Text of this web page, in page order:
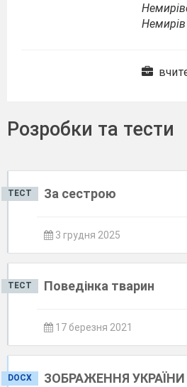
Немирів
Розробки та тести
ТЕСТ За сестрою
3 грудня 2025
ТЕСТ Поведінка тварин
17 березня 2021
DOCX
ЗОБРАЖЕННЯ УКРАЇНИ